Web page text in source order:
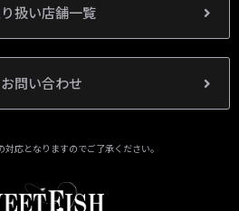
扱い店舗一覧
お問い合わせ
応となりますのでご了承ください。